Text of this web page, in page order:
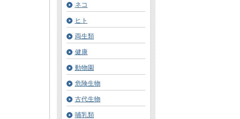
ネコ
ヒト
両生類
健康
動物園
危険生物
古代生物
哺乳類